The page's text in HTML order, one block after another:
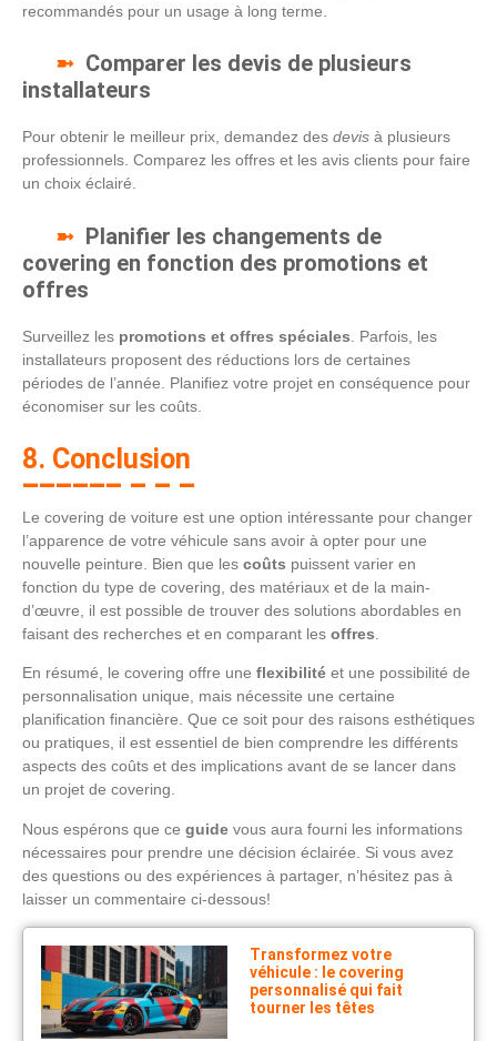
recommandés pour un usage à long terme.
Comparer les devis de plusieurs
installateurs
Pour obtenir le meilleur prix, demandez des devis à plusieurs
professionnels. Comparez les offres et les avis clients pour faire
un choix éclairé.
Planifier les changements de
covering en fonction des promotions et
offres
Surveillez les promotions et offres spéciales . Parfois, les
installateurs proposent des réductions lors de certaines
périodes de l’année. Planifiez votre projet en conséquence pour
économiser sur les coûts.
8. Conclusion
Le covering de voiture est une option intéressante pour changer
l’apparence de votre véhicule sans avoir à opter pour une
nouvelle peinture. Bien que les coûts puissent varier en
fonction du type de covering, des matériaux et de la main-
d’œuvre, il est possible de trouver des solutions abordables en
faisant des recherches et en comparant les offres
En résumé, le covering offre une flexibilité et une possibilité de
personnalisation unique, mais nécessite une certaine
planification financière. Que ce soit pour des raisons esthétiques
ou pratiques, il est essentiel de bien comprendre les différents
aspects des coûts et des implications avant de se lancer dans
un projet de covering.
Nous espérons que ce guide vous aura fourni les informations
nécessaires pour prendre une décision éclairée. Si vous avez
des questions ou des expériences à partager, n’hésitez pas à
laisser un commentaire ci-dessous!
Transformez votre
véhicule : le covering
personnalisé qui fait
tourner les têtes